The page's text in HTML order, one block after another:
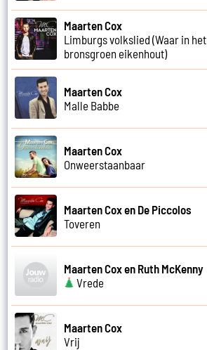
Maarten Cox
Limburgs volkslied (Waar in het
bronsgroen eikenhout)
Maarten Cox
Malle Babbe
Maarten Cox
Onweerstaanbaar
Maarten Cox en De Piccolos
Toveren
Maarten Cox en Ruth McKenny
Vrede
Maarten Cox
Vrij